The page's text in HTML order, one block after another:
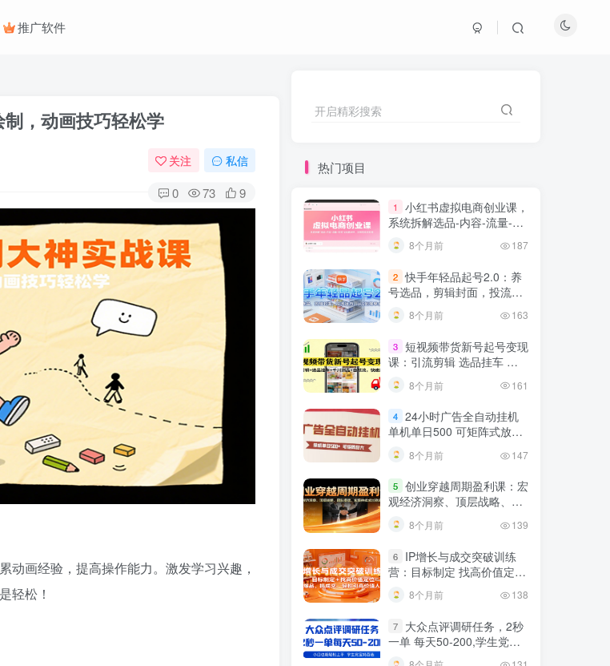
推广软件
，动画技巧轻松学
关注 私信
0 73 9
画经验，提高操作能力。激发学习兴趣，
轻松！
开启精彩搜索
热门项目
1
小红书虚拟电商创业课，
系统拆解选品-内容-流量-变
8个月前 187
2 快手年轻品起号2.0：养
号选品，剪辑封面，投流技
8个月前 163
3
短视频带货新号起号变现
课：引流剪辑 选品挂车 千
川测品 自然流，快速起量
8个月前 161
4 24小时广告全自动挂机
单机单日500 可矩阵式放大
无需人工看守 新手小白轻松
玩转8个月前 147
5 创业穿越周期盈利课：宏
观经济洞察、顶层战略、团
队搭建，实现持续成长稳定
变现8个月前 139
6
IP增长与成交突破训练
营：目标制定 找高价值定
引高价值人脉
8个月前 138
7
大众点评调研任务，2秒
一单 每天50-200,学生党宝